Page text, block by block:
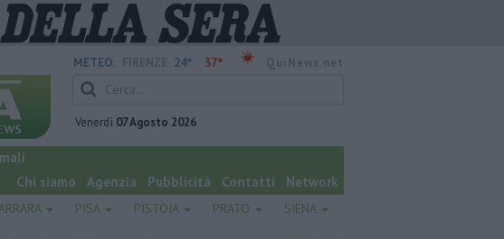
METEO: 24° 37°
Venerdì 07 Agosto 2026
Chi siamo
Agenzia Pubblicità Contatti Network
PISA PISTOIA PRATO SIENA